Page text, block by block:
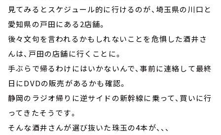
見てみるとスケジュール的に行けるのが、埼玉県の川口と
愛知県の戸田にある2店舗。
後々文句を言われるかもしれないことを危惧した酒井さ
んは、戸田の店舗に行くことに。
手ぶらで帰るわけにはいかないんで、事前に連絡して最終
日にDVDの販売があるかも確認。
静岡のラジオ帰りに逆サイドの新幹線に乗って、買いに行
ってきたそうです。
そんな酒井さんが選び抜いた珠玉の4本が、、、